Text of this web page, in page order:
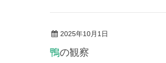
2025年10月1日
鴨の観察